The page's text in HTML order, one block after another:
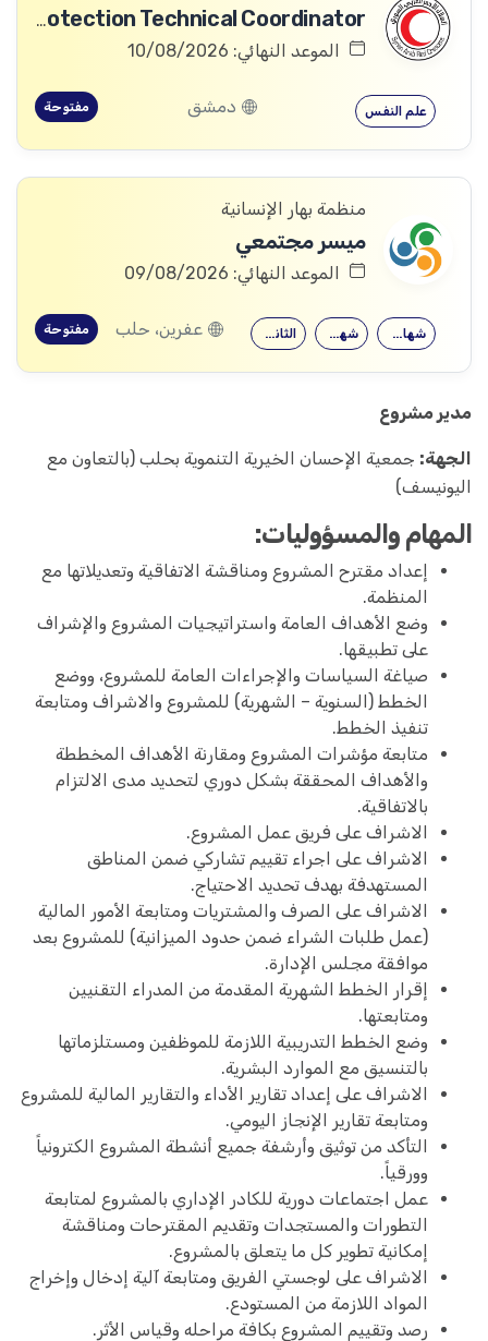
Community Services and Protection Technical Coordinator
الموعد النهائي: 10/08/2026
علم النفس دمشق مفتوحة
منظمة بهار الإنسانية
ميسر مجتمعي
الموعد النهائي: 09/08/2026
الثانوية العامة شهادة معهد شهادة جامعية عفرين، حلب مفتوحة
مدير مشروع
الجهة: جمعية الإحسان الخيرية التنموية بحلب (بالتعاون مع
اليونيسف)
المهام والمسؤوليات:
إعداد مقترح المشروع ومناقشة الاتفاقية وتعديلاتها مع
المنظمة.
وضع الأهداف العامة واستراتيجيات المشروع والإشراف
على تطبيقها.
صياغة السياسات والإجراءات العامة للمشروع، ووضع
الخطط (السنوية – الشهرية) للمشروع والاشراف ومتابعة
تنفيذ الخطط.
متابعة مؤشرات المشروع ومقارنة الأهداف المخططة
والأهداف المحققة بشكل دوري لتحديد مدى الالتزام
بالاتفاقية.
الاشراف على فريق عمل المشروع.
الاشراف على اجراء تقييم تشاركي ضمن المناطق
المستهدفة بهدف تحديد الاحتياج.
الاشراف على الصرف والمشتريات ومتابعة الأمور المالية
(عمل طلبات الشراء ضمن حدود الميزانية) للمشروع بعد
موافقة مجلس الإدارة.
إقرار الخطط الشهرية المقدمة من المدراء التقنيين
ومتابعتها.
وضع الخطط التدريبية اللازمة للموظفين ومستلزماتها
بالتنسيق مع الموارد البشرية.
الاشراف على إعداد تقارير الأداء والتقارير المالية للمشروع
ومتابعة تقارير الإنجاز اليومي.
التأكد من توثيق وأرشفة جميع أنشطة المشروع الكترونياً
وورقياً.
عمل اجتماعات دورية للكادر الإداري بالمشروع لمتابعة
التطورات والمستجدات وتقديم المقترحات ومناقشة
إمكانية تطوير كل ما يتعلق بالمشروع.
الاشراف على لوجستي الفريق ومتابعة آلية إدخال وإخراج
المواد اللازمة من المستودع.
رصد وتقييم المشروع بكافة مراحله وقياس الأثر.